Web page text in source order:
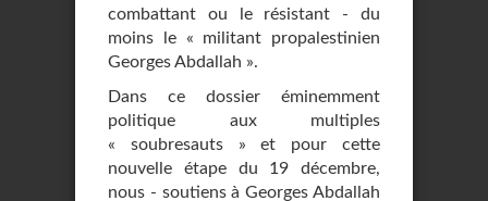
combattant ou le résistant - du
moins le « militant propalestinien
Georges Abdallah ».
Dans ce dossier éminemment
politique aux multiples
« soubresauts » et pour cette
nouvelle étape du 19 décembre,
nous - soutiens à Georges Abdallah